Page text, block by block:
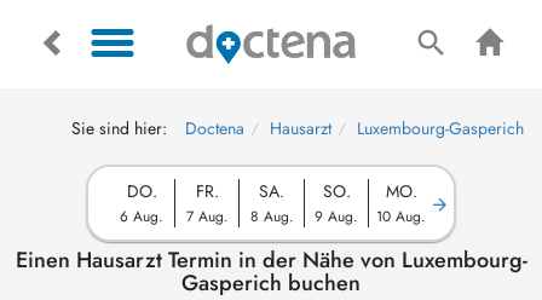
Sie sind hier: Doctena Hausarzt Luxembourg-Gasperich
DO.
6 Aug.
FR.
7 Aug.
SA.
8 Aug.
SO.
9 Aug.
MO.
10 Aug.
Einen Hausarzt Termin in der Nähe von Luxembourg-
Gasperich buchen